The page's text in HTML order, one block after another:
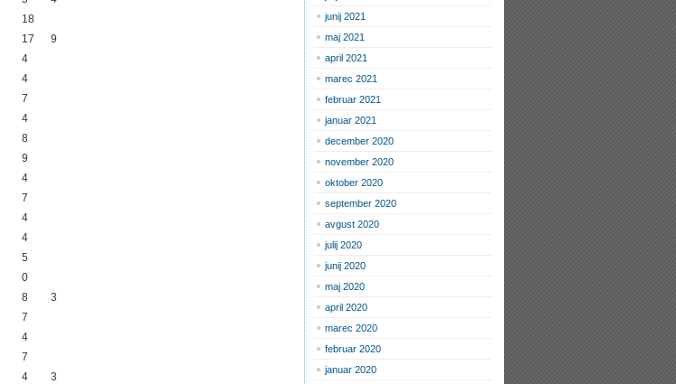
18
17
9
4
4
7
4
8
9
4
7
4
4
5
0
8
3
7
4
7
4
3
junij 2021
maj 2021
april 2021
marec 2021
februar 2021
januar 2021
december 2020
november 2020
oktober 2020
september 2020
avgust 2020
julij 2020
junij 2020
maj 2020
april 2020
marec 2020
februar 2020
januar 2020